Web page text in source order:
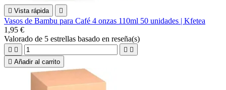
 Vista rápida 
Vasos de Bambu para Café 4 onzas 110ml 50 unidades | Kfetea
1,95 €
Valorado de 5 estrellas basado en reseña(s)
   
 Añadir al carrito